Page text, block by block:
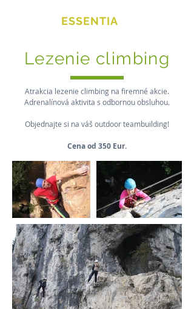
ESSENTIA
Lezenie climbing
Atrakcia lezenie climbing na firemné akcie.
Adrenalínová aktivita s odbornou obsluhou.
Objednajte si na váš outdoor teambuilding!
Cena od 350 Eur.